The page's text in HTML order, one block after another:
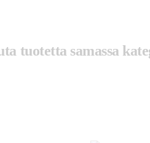
tuotetta samassa